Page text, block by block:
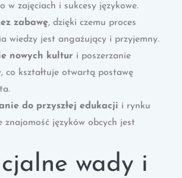
w zajęciach i sukcesy językowe.
zabawę, dzięki czemu proces
wiedzy jest angażujący i przyjemny.
nowych kultur i poszerzanie
co kształtuje otwartą postawę
do przyszłej edukacji i rynku
znajomość języków obcych jest
wady i